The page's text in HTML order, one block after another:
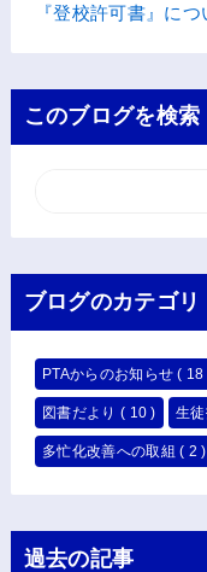
『登校許可書』につ
このブログを検索
ブログのカテゴリ
PTAからのお知らせ( 18
図書だより ( 10 ) 生
多忙化改善への取組( 2 )
過去の記事